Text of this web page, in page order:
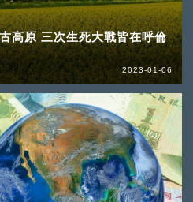
高原 三次生死大戰皆在呼倫
2023-01-06